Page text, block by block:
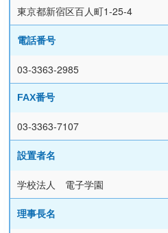
東京都新宿区百人町1-25-4
電話番号
03-3363-2985
FAX番号
03-3363-7107
設置者名
学校法人 電子学園
理事長名